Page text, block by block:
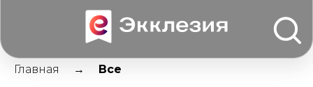
Главная Все